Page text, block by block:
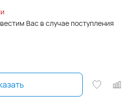
Вас в случае поступления